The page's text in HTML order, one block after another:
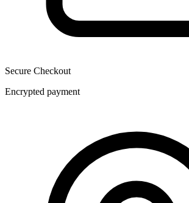
Secure Checkout
Encrypted payment